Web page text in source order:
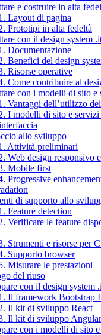
e costruire in alta
Layout di pagina
Prototipi in alta fedeltà
con il design system
Documentazione
Benefici del design
Risorse operative
Come contribuire al
con i modelli di sito e
Vantaggi dell’utilizzo
I modelli di sito e
allo sviluppo
Attività preliminari
Web design responsivo
Mobile first
Progressive
di supporto allo
Feature detection
Verificare le feature
Strumenti e risorse per
Supporto browser
Misurare le prestazioni
del riuso
con il design system
Il framework Bootstrap
Il kit di sviluppo React
Il kit di sviluppo Angular
con i modelli di sito